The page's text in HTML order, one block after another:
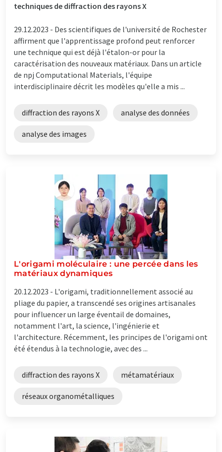
techniques de diffraction des rayons X
29.12.2023 - Des scientifiques de l'université de Rochester
affirment que l'apprentissage profond peut renforcer
une technique qui est déjà l'étalon-or pour la
caractérisation des nouveaux matériaux. Dans un article
de npj Computational Materials, l'équipe
interdisciplinaire décrit les modèles qu'elle a mis ...
diffraction des rayons X analyse des données
analyse des images
L'origami moléculaire : une percée dans les
matériaux dynamiques
20.12.2023 - L'origami, traditionnellement associé au
pliage du papier, a transcendé ses origines artisanales
pour influencer un large éventail de domaines,
notamment l'art, la science, l'ingénierie et
l'architecture. Récemment, les principes de l'origami ont
été étendus à la technologie, avec des ...
diffraction des rayons X métamatériaux
réseaux organométalliques